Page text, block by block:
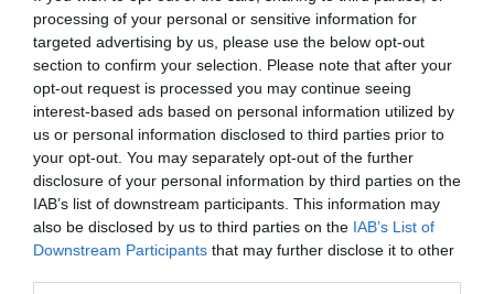
processing of your personal or sensitive information for
targeted advertising by us, please use the below opt-out
section to confirm your selection. Please note that after your
opt-out request is processed you may continue seeing
interest-based ads based on personal information utilized by
us or personal information disclosed to third parties prior to
your opt-out. You may separately opt-out of the further
disclosure of your personal information by third parties on the
IAB’s list of downstream participants. This information may
also be disclosed by us to third parties on the IAB’s List of
Downstream Participants that may further disclose it to other